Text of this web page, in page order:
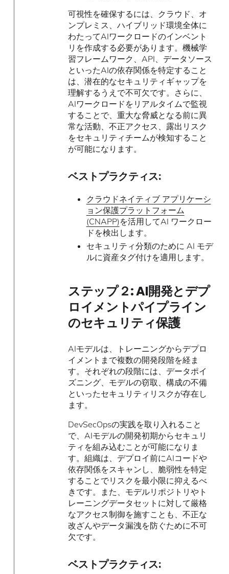
可視性を確保するには、クラウド、オ
ンプレミス、ハイブリッド環境全体に
わたってAIワークロードのインベント
リを作成する必要があります。機械学
習フレームワーク、API、データソース
といったAIの依存関係を特定すること
は、潜在的なセキュリティギャップを
理解するうえで不可欠です。さらに、
AIワークロードをリアルタイムで監視
することで、重大な脅威となる前に異
常な活動、不正アクセス、露出リスク
をセキュリティチームが検知すること
が可能になります。
ベストプラクティス:
クラウドネイティブ アプリケーシ
ョン保護プラットフォーム
(CNAPP)を活用してAI ワークロー
ドを検出します。
セキュリティ分類のために AI モデ
ルに資産タグ付けを適用します。
ステップ２: AI開発とデプ
ロイメントパイプライン
のセキュリティ保護
AIモデルは、トレーニングからデプロ
イメントまで複数の開発段階を経ま
す。それぞれの段階には、データポイ
ズニング、モデルの窃取、構成の不備
といったセキュリティリスクが存在し
ます。
DevSecOpsの実践を取り入れること
で、AIモデルの開発初期からセキュリ
ティを組み込むことが可能になりま
す。組織は、デプロイ前にAIコードや
依存関係をスキャンし、脆弱性を特定
することでリスクを最小限に抑えるべ
きです。また、モデルリポジトリやト
レーニングデータセットに対して厳格
なアクセス制御を施すことも、不正な
改ざんやデータ漏洩を防ぐために不可
欠です。
ベストプラクティス: